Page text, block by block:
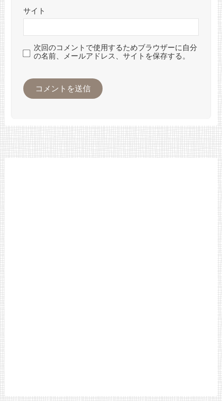
サイト
次回のコメントで使用するためブラウザーに自分
の名前、メールアドレス、サイトを保存する。